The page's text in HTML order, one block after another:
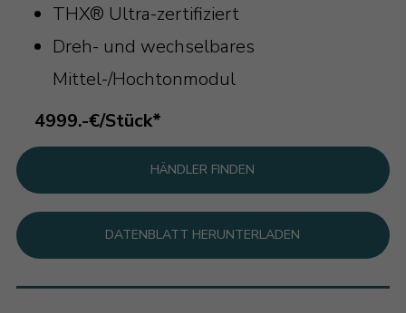
THX® Ultra-zertifiziert
Dreh- und wechselbares
Mittel-/Hochtonmodul
4999.-€/Stück*
HÄNDLER FINDEN
DATENBLATT HERUNTERLADEN